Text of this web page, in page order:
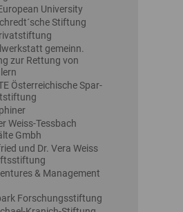
University
Stiftung
gemeinn.
zur Rettung von
Österreichische Spar-
Weiss-Tessbach
Gmbh
und Dr. Vera Weiss
& Management
Forschungsstiftung